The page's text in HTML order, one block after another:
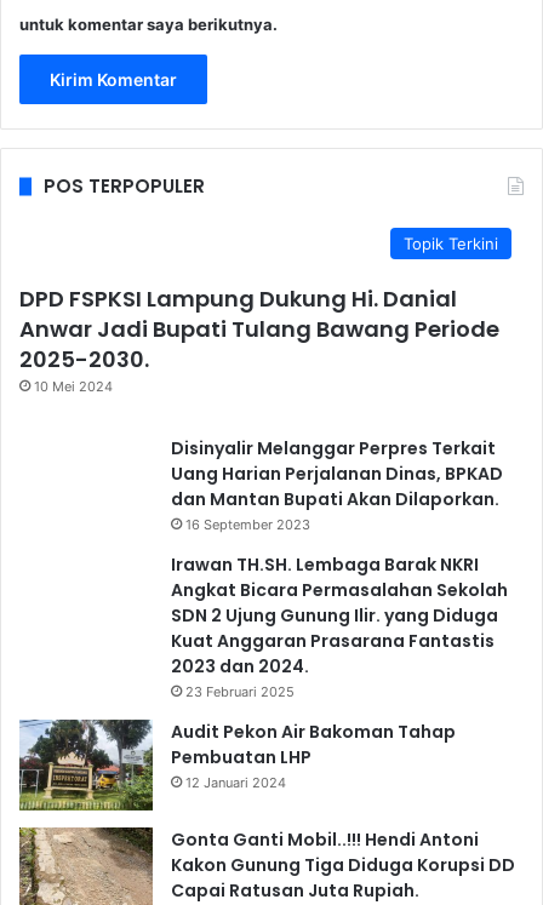
untuk komentar saya berikutnya.
POS TERPOPULER
Topik Terkini
DPD FSPKSI Lampung Dukung Hi. Danial
Anwar Jadi Bupati Tulang Bawang Periode
2025-2030.
10 Mei 2024
Disinyalir Melanggar Perpres Terkait
Uang Harian Perjalanan Dinas, BPKAD
dan Mantan Bupati Akan Dilaporkan.
16 September 2023
Irawan TH.SH. Lembaga Barak NKRI
Angkat Bicara Permasalahan Sekolah
SDN 2 Ujung Gunung Ilir. yang Diduga
Kuat Anggaran Prasarana Fantastis
2023 dan 2024.
23 Februari 2025
Audit Pekon Air Bakoman Tahap
Pembuatan LHP
12 Januari 2024
Gonta Ganti Mobil..!!! Hendi Antoni
Kakon Gunung Tiga Diduga Korupsi DD
Capai Ratusan Juta Rupiah.